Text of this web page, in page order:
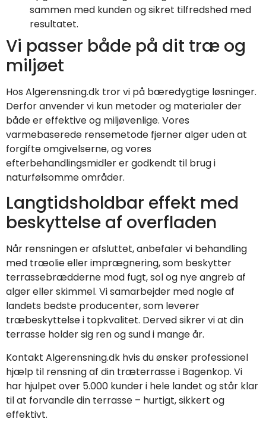
sammen med kunden og sikret tilfredshed med
resultatet.
Vi passer både på dit træ og
miljøet
Hos Algerensning.dk tror vi på bæredygtige løsninger.
Derfor anvender vi kun metoder og materialer der
både er effektive og miljøvenlige. Vores
varmebaserede rensemetode fjerner alger uden at
forgifte omgivelserne, og vores
efterbehandlingsmidler er godkendt til brug i
naturfølsomme områder.
Langtidsholdbar effekt med
beskyttelse af overfladen
Når rensningen er afsluttet, anbefaler vi behandling
med træolie eller imprægnering, som beskytter
terrassebrædderne mod fugt, sol og nye angreb af
alger eller skimmel. Vi samarbejder med nogle af
landets bedste producenter, som leverer
træbeskyttelse i topkvalitet. Derved sikrer vi at din
terrasse holder sig ren og sund i mange år.
Kontakt Algerensning.dk hvis du ønsker professionel
hjælp til rensning af din træterrasse i Bagenkop. Vi
har hjulpet over 5.000 kunder i hele landet og står klar
til at forvandle din terrasse – hurtigt, sikkert og
effektivt.